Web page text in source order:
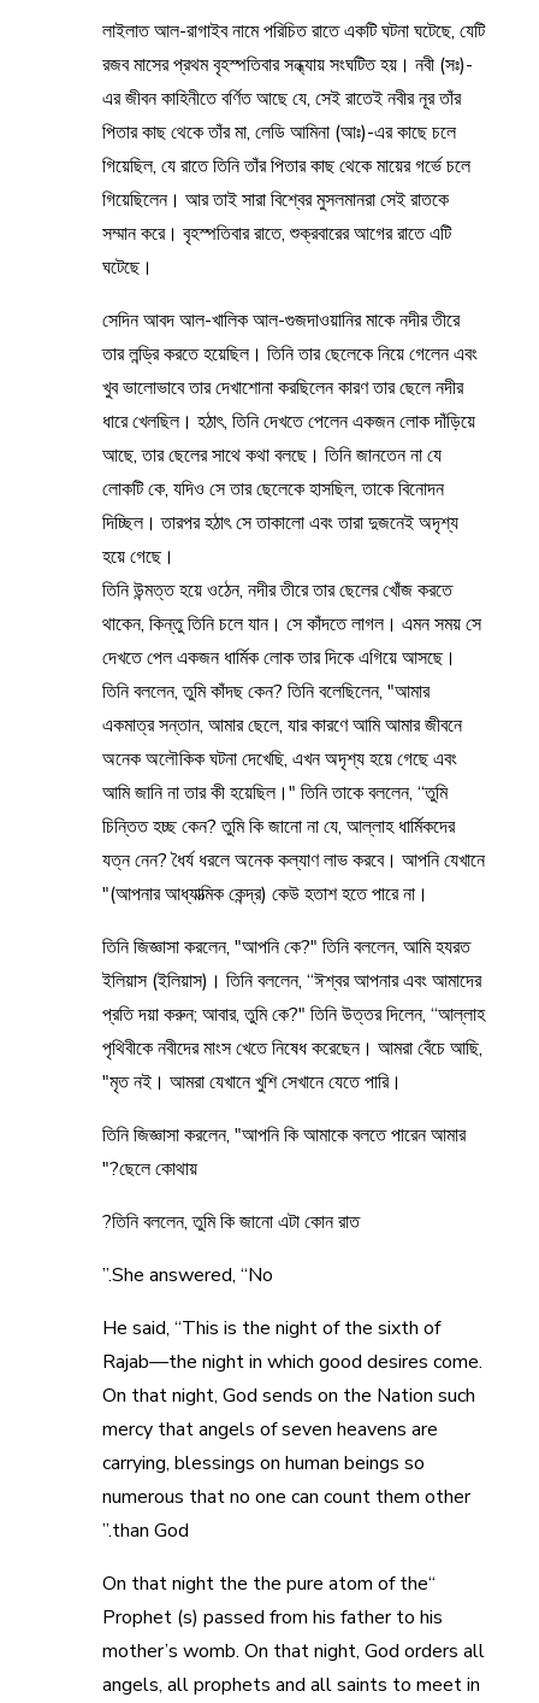
লাইলাত আল-রাগাইব নামে পরিচিত রাতে একটি ঘটনা ঘটেছে, যেটি
রজব মাসের প্রথম বৃহস্পতিবার সন্ধ্যায় সংঘটিত হয়। নবী (সঃ)-
এর জীবন কাহিনীতে বর্ণিত আছে যে, সেই রাতেই নবীর নূর তাঁর
পিতার কাছ থেকে তাঁর মা, লেডি আমিনা (আঃ)-এর কাছে চলে
গিয়েছিল, যে রাতে তিনি তাঁর পিতার কাছ থেকে মায়ের গর্ভে চলে
গিয়েছিলেন। আর তাই সারা বিশ্বের মুসলমানরা সেই রাতকে
সম্মান করে। বৃহস্পতিবার রাতে, শুক্রবারের আগের রাতে এটি
ঘটেছে।
সেদিন আবদ আল-খালিক আল-গুজদাওয়ানির মাকে নদীর তীরে
তার লন্ড্রি করতে হয়েছিল। তিনি তার ছেলেকে নিয়ে গেলেন এবং
খুব ভালোভাবে তার দেখাশোনা করছিলেন কারণ তার ছেলে নদীর
ধারে খেলছিল। হঠাৎ, তিনি দেখতে পেলেন একজন লোক দাঁড়িয়ে
আছে, তার ছেলের সাথে কথা বলছে। তিনি জানতেন না যে
লোকটি কে, যদিও সে তার ছেলেকে হাসছিল, তাকে বিনোদন
দিচ্ছিল। তারপর হঠাৎ সে তাকালো এবং তারা দুজনেই অদৃশ্য
হয়ে গেছে।
তিনি উন্মত্ত হয়ে ওঠেন, নদীর তীরে তার ছেলের খোঁজ করতে
থাকেন, কিন্তু তিনি চলে যান। সে কাঁদতে লাগল। এমন সময় সে
দেখতে পেল একজন ধার্মিক লোক তার দিকে এগিয়ে আসছে।
তিনি বললেন, তুমি কাঁদছ কেন? তিনি বলেছিলেন, "আমার
একমাত্র সন্তান, আমার ছেলে, যার কারণে আমি আমার জীবনে
অনেক অলৌকিক ঘটনা দেখেছি, এখন অদৃশ্য হয়ে গেছে এবং
আমি জানি না তার কী হয়েছিল।" তিনি তাকে বললেন, “তুমি
চিন্তিত হচ্ছ কেন? তুমি কি জানো না যে, আল্লাহ ধার্মিকদের
যত্ন নেন? ধৈর্য ধরলে অনেক কল্যাণ লাভ করবে। আপনি যেখানে
(আপনার আধ্যাত্মিক কেন্দ্র) কেউ হতাশ হতে পারে না।"
তিনি জিজ্ঞাসা করলেন, "আপনি কে?" তিনি বললেন, আমি হযরত
ইলিয়াস (ইলিয়াস)। তিনি বললেন, “ঈশ্বর আপনার এবং আমাদের
প্রতি দয়া করুন; আবার, তুমি কে?" তিনি উত্তর দিলেন, “আল্লাহ
পৃথিবীকে নবীদের মাংস খেতে নিষেধ করেছেন। আমরা বেঁচে আছি,
মৃত নই। আমরা যেখানে খুশি সেখানে যেতে পারি।"
তিনি জিজ্ঞাসা করলেন, "আপনি কি আমাকে বলতে পারেন আমার
ছেলে কোথায়?"
তিনি বললেন, তুমি কি জানো এটা কোন রাত?
She answered, “No.”
He said, “This is the night of the sixth of
Rajab—the night in which good desires come.
On that night, God sends on the Nation such
mercy that angels of seven heavens are
carrying, blessings on human beings so
numerous that no one can count them other
than God.”
“On that night the the pure atom of the
Prophet (s) passed from his father to his
mother’s womb. On that night, God orders all
angels, all prophets and all saints to meet in